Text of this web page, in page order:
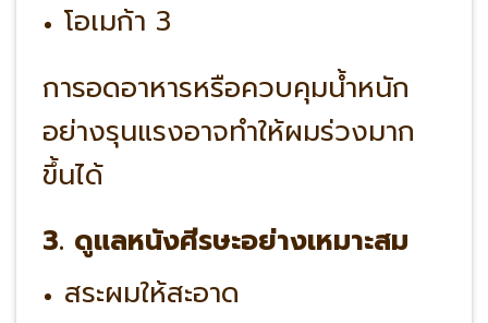
โอเมก้า 3
การอดอาหารหรือควบคุมน้ำหนัก
อย่างรุนแรงอาจทำให้ผมร่วงมาก
ขึ้นได้
3. ดูแลหนังศีรษะอย่างเหมาะสม
สระผมให้สะอาด